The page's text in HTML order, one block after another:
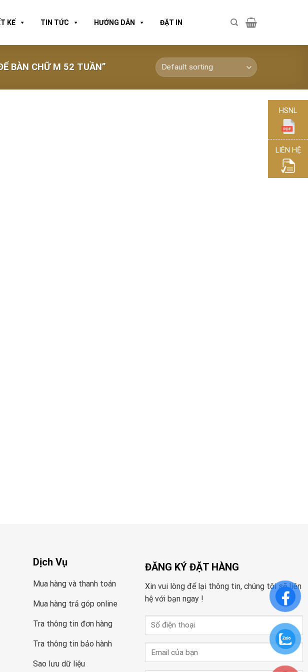
KẾ TIN TỨC HƯỚNG DẪN ĐẶT IN
BÀN CHỮ M 52 TUẦN”
Dịch Vụ
Mua hàng và thanh toán
Mua hàng trả góp online
Tra thông tin đơn hàng
Tra thông tin bảo hành
Sao lưu dữ liệu
ĐĂNG KÝ ĐẶT HÀNG
Xin vui lòng để lại thông tin, chúng tôi sẽ liên
hệ với bạn ngay !
HSNL
LIÊN HỆ